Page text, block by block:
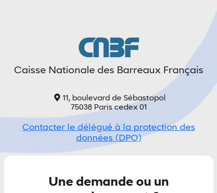
Caisse Nationale des Barreaux Français
11, boulevard de Sébastopol
75038 Paris cedex 01
Contacter le délégué à la protection des
données (DPO)
Une demande ou un